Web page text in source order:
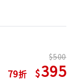
79
500
395